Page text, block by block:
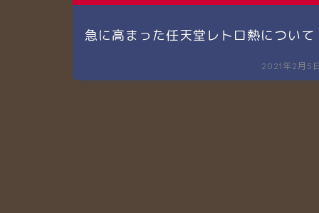
急に高まった任天堂レトロ熱について
2021年2月5